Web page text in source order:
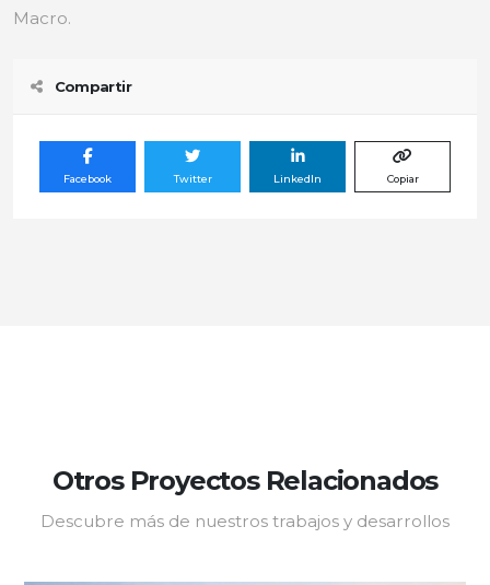
Macro.
Compartir
Facebook Twitter LinkedIn Copiar
Otros Proyectos Relacionados
Descubre más de nuestros trabajos y desarrollos